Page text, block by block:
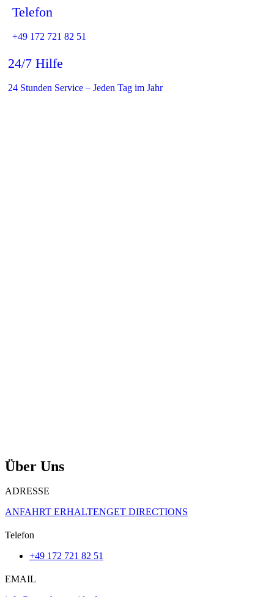
Telefon
+49 172 721 82 51
24/7 Hilfe
24 Stunden Service – Jeden Tag im Jahr
Über Uns
ADRESSE
ANFAHRT ERHALTENGET DIRECTIONS
Telefon
+49 172 721 82 51
EMAIL